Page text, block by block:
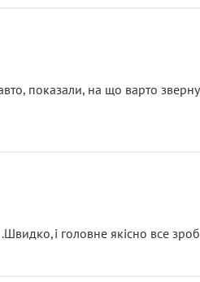
показали, на що варто
головне якісно все